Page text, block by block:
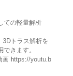
ての軽量解析
3Dトラス解析を
きます。
画 https://youtu.b